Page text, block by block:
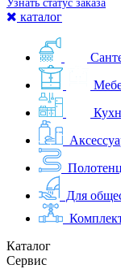
Узнать статус заказа
каталог
Для
Каталог
Сервис